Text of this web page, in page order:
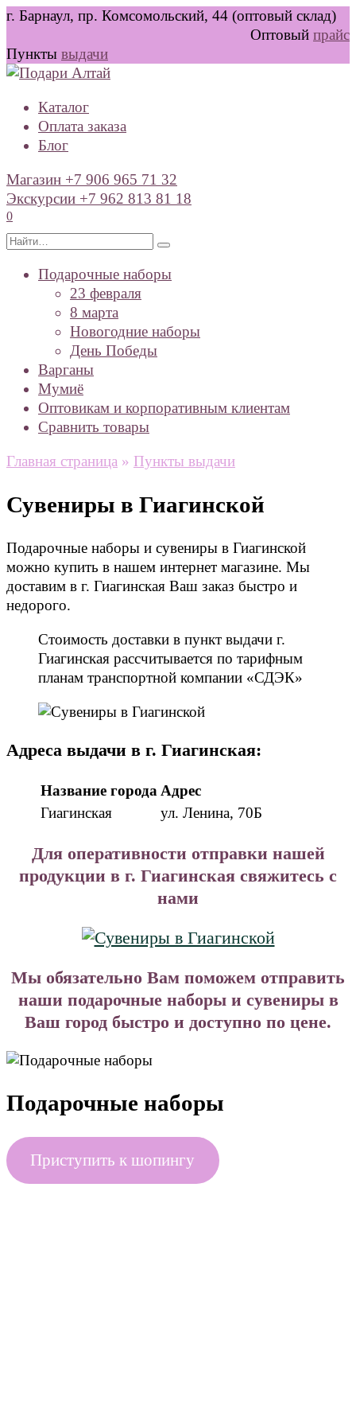
Перейти
содержанию
г. Барнаул, пр. Комсомольский, 44 (оптовый склад)
Оптовый прайс
Пункты выдачи
Каталог
Оплата заказа
Блог
Магазин +7 906 965 71 32
Экскурсии +7 962 813 81 18
0
Search
Подарочные наборы
23 февраля
8 марта
Новогодние наборы
День Победы
Варганы
Мумиё
Оптовикам и корпоративным клиентам
Сравнить товары
Главная страница » Пункты выдачи
Сувениры в Гиагинской
Подарочные наборы и сувениры в Гиагинской
можно купить в нашем интернет магазине. Мы
доставим в г. Гиагинская Ваш заказ быстро и
недорого.
Стоимость доставки в пункт выдачи г.
Гиагинская рассчитывается по тарифным
планам транспортной компании «СДЭК»
Адреса выдачи в г. Гиагинская:
Название города Адрес
Гиагинская
ул. Ленина, 70Б
Для оперативности отправки нашей
продукции в г. Гиагинская свяжитесь с
нами
Мы обязательно Вам поможем отправить
наши подарочные наборы и сувениры в
Ваш город быстро и доступно по цене.
Подарочные наборы
Приступить к шопингу